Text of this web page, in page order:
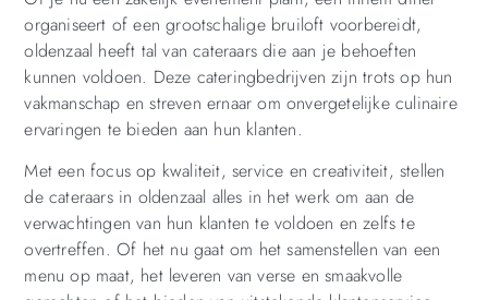
organiseert of een grootschalige bruiloft voorbereidt,
oldenzaal heeft tal van cateraars die aan je behoeften
kunnen voldoen. Deze cateringbedrijven zijn trots op hun
vakmanschap en streven ernaar om onvergetelijke culinaire
ervaringen te bieden aan hun klanten.
Met een focus op kwaliteit, service en creativiteit, stellen
de cateraars in oldenzaal alles in het werk om aan de
verwachtingen van hun klanten te voldoen en zelfs te
overtreffen. Of het nu gaat om het samenstellen van een
menu op maat, het leveren van verse en smaakvolle